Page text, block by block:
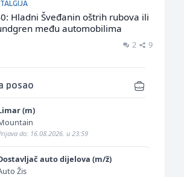
Hladni Šveđanin oštrih rubova ili
među automobilima
2 9
posao
(m)
do: 16.08.2026. u 23:59
auto dijelova (m/ž)
Žis